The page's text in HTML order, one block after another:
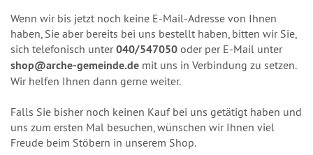
Wenn wir bis jetzt noch keine E-Mail-Adresse von Ihnen
haben, Sie aber bereits bei uns bestellt haben, bitten wir Sie,
sich telefonisch unter040/547050 oder per E-Mail unter
shop@arche-gemeinde.de mit uns in Verbindung zu setzen.
Wir helfen Ihnen dann gerne weiter.
Falls Sie bisher noch keinen Kauf bei uns getätigt haben und
uns zum ersten Mal besuchen, wünschen wir Ihnen viel
Freude beim Stöbern in unserem Shop.